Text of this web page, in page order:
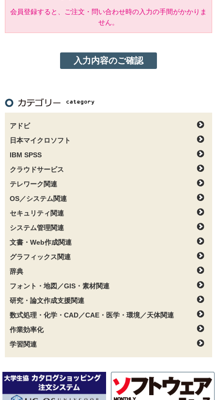
会員登録すると、ご注文・問い合わせ時の入力の手間がかかりま
せん。
アドビ
日本マイクロソフト
IBM SPSS
クラウドサービス
テレワーク関連
OS／システム関連
セキュリティ関連
システム管理関連
文書・Web作成関連
グラフィックス関連
辞典
フォント・地図／GIS・素材関連
研究・論文作成支援関連
数式処理・化学・CAD／CAE・医学・環境／天体関連
作業効率化
学習関連